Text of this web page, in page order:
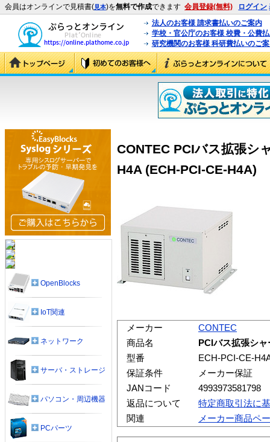
会員はオンラインで見積書(見本)を無料で作成できます 会員登録(無料) ログイン
法人のお客様 請求書払いのご案内
学校・官公庁のお客様 校費・公費
研究機関のお客様 科研費払いのご
CONTEC PCIバス拡張シ
H4A (ECH-PCI-CE-H4A)
メーカー
CONTEC
商品名
PCIバス拡張シ
型番
ECH-PCI-CE-
保証条件
メーカー保証
JANコード
4993973581798
返品について
特定商取引法に
関連
メーカー商品ペ
OpenBlocks
IoT関連
ネットワーク
サーバ・ストレージ
パソコン・周辺機器
PCパーツ